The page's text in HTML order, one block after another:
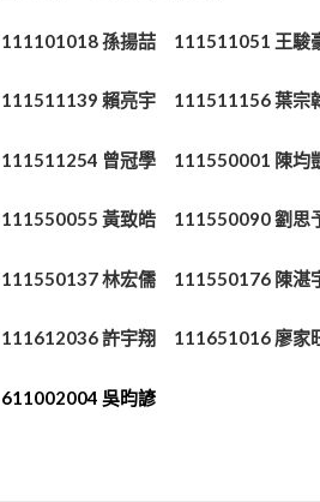
111101018 孫揚喆 111511051 王
111511139 賴亮宇 111511156 葉
111511254 曾冠學 111550001 陳
111550055 黃致皓 111550090 劉
111550137 林宏儒 111550176 陳湛
111612036 許宇翔 111651016 廖家
611002004 吳昀諺